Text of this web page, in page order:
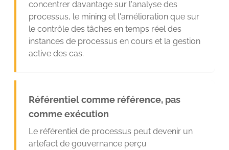
concentrer davantage sur l'analyse des
processus, le mining et l'amélioration que sur
le contrôle des tâches en temps réel des
instances de processus en cours et la gestion
active des cas.
Référentiel comme référence, pas
comme exécution
Le référentiel de processus peut devenir un
artefact de gouvernance perçu